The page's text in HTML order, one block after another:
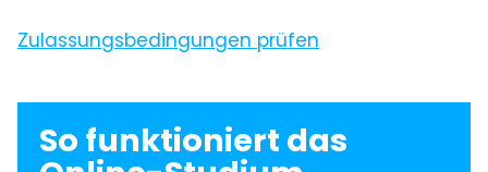
Digital Skills
Zulassungsbedingungen prüfen
So funktioniert das